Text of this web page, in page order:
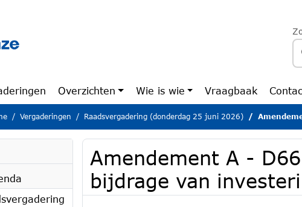
Overzichten Wie is wie Vraagbaak
Vergaderingen Raadsvergadering (donderdag 25 juni 2026) Amendement A
Amendement A -
bijdrage van